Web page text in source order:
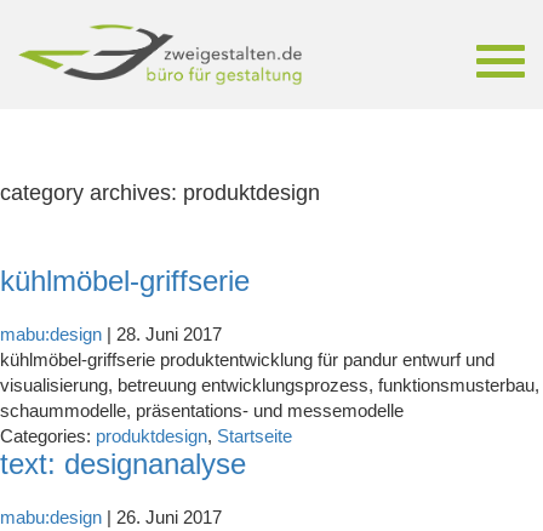
category archives: produktdesign
kühlmöbel-griffserie
mabu:design | 28. Juni 2017
kühlmöbel-griffserie produktentwicklung für pandur entwurf und
visualisierung, betreuung entwicklungsprozess, funktionsmusterbau,
schaummodelle, präsentations- und messemodelle
Categories: produktdesign, Startseite
text: designanalyse
mabu:design | 26. Juni 2017